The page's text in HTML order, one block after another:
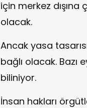
için merkez
olacak.
Ancak yasa
bağlı olacak. Bazı
biliniyor.
İnsan hakları